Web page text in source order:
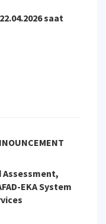
22.04.2026 saat
EKA System